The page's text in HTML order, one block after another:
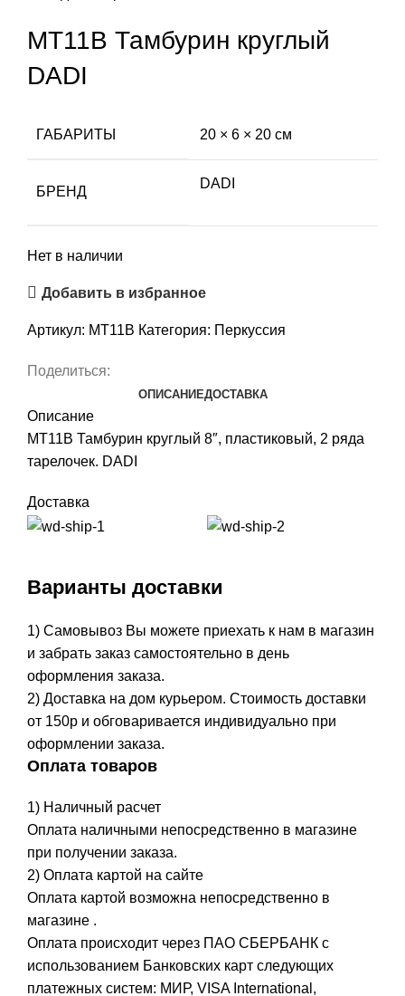
MT11B Тамбурин круглый
DADI
ГАБАРИТЫ 20 × 6 × 20 см
БРЕНД
DADI
Нет в наличии
Добавить в избранное
Артикул: MT11B Категория: Перкуссия
Поделиться:
ОПИСАНИЕДОСТАВКА
Описание
MT11B Тамбурин круглый 8″, пластиковый, 2 ряда
тарелочек. DADI
Доставка
Варианты доставки
1) Самовывоз Вы можете приехать к нам в магазин
и забрать заказ самостоятельно в день
оформления заказа.
2) Доставка на дом курьером. Стоимость доставки
от 150р и обговаривается индивидуально при
оформлении заказа.
Оплата товаров
1) Наличный расчет
Оплата наличными непосредственно в магазине
при получении заказа.
2) Оплата картой на сайте
Оплата картой возможна непосредственно в
магазине .
Оплата происходит через ПАО СБЕРБАНК с
использованием Банковских карт следующих
платежных систем: МИР, VISA International,